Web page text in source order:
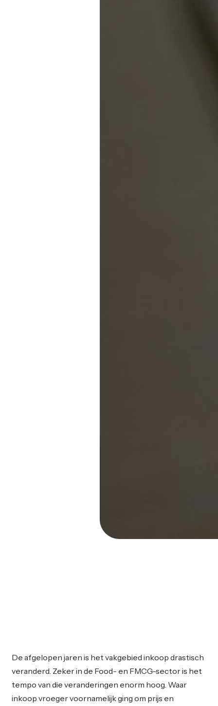
De afgelopen jaren is het vakgebied inkoop drastisch
veranderd. Zeker in de Food- en FMCG-sector is het
tempo van die veranderingen enorm hoog. Waar
inkoop vroeger voornamelijk ging om prijs en